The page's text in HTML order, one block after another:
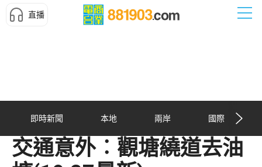
直播
即時新聞 本地 兩岸 國際
交通意外︰觀塘繞道去油